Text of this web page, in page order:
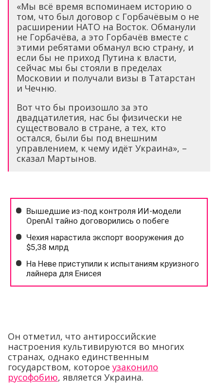
«Мы всё время вспоминаем историю о
том, что был договор с Горбачёвым о не
расширении НАТО на Восток. Обманули
не Горбачёва, а это Горбачёв вместе с
этими ребятами обманул всю страну, и
если бы не приход Путина к власти,
сейчас мы бы стояли в пределах
Московии и получали визы в Татарстан
и Чечню.
Вот что бы произошло за это
двадцатилетия, нас бы физически не
существовало в стране, а тех, кто
остался, были бы под внешним
управлением, к чему идёт Украина», –
сказал Мартынов.
Он отметил, что антироссийские
настроения культивируются во многих
странах, однако единственным
государством, которое узаконило
русофобию, является Украина.